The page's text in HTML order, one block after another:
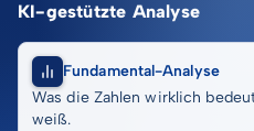
KI-gestützte Analyse
Fundamental-Analyse
Was die Zahlen wirklich
weiß.